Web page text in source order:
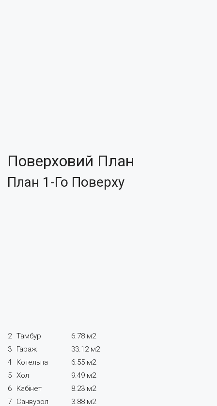
Поверховий План
План 1-Го Поверху
2 Тамбур
6.78 м2
3
Гараж
33.12 м2
4
Котельна
6.55 м2
5 Хол
9.49 м2
6
Кабінет
8.23 м2
7
Санвузол 3.88 м2